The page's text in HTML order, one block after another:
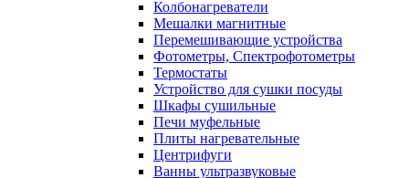
Колбонагреватели
Мешалки магнитные
Перемешивающие устройства
Фотометры, Спектрофотометры
Термостаты
Устройство для сушки посуды
Шкафы сушильные
Печи муфельные
Плиты нагревательные
Центрифуги
Ванны ультразвуковые